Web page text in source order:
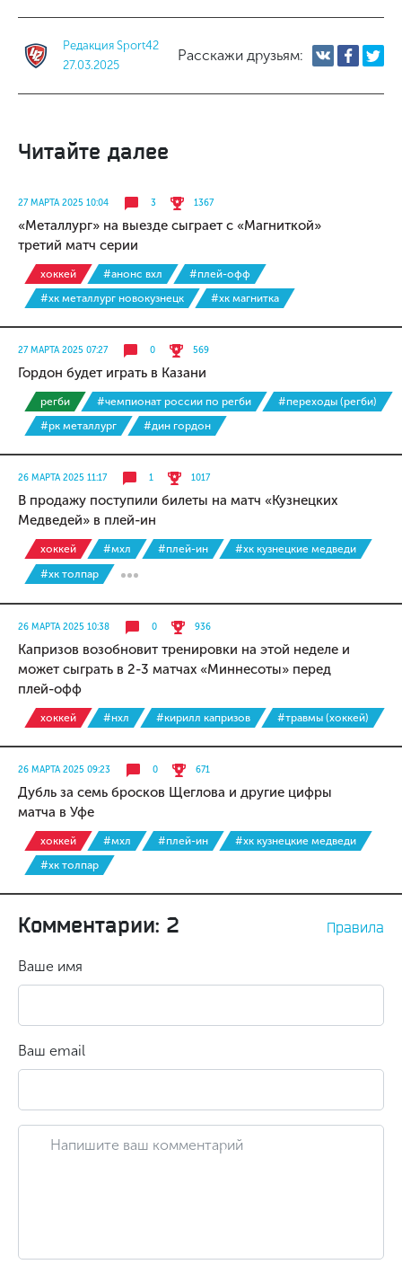
Редакция Sport42
27.03.2025
Расскажи друзьям:
Читайте далее
27 МАРТА 2025 10:04 3 1367
«Металлург» на выезде сыграет с «Магниткой»
третий матч серии
хоккей #анонс вхл
#плей-офф
#хк металлург новокузнецк
#хк магнитка
27 МАРТА 2025 07:27 0 569
Гордон будет играть в Казани
регби #чемпионат россии по регби
#переходы (регби)
#рк металлург
#дин гордон
26 МАРТА 2025 11:17 1 1017
В продажу поступили билеты на матч «Кузнецких
Медведей» в плей-ин
хоккей #мхл #плей-ин
#хк кузнецкие медведи
#хк толпар
26 МАРТА 2025 10:38 0 936
Капризов возобновит тренировки на этой неделе и
может сыграть в 2-3 матчах «Миннесоты» перед
плей-офф
хоккей #нхл #кирилл капризов #травмы (хоккей)
26 МАРТА 2025 09:23 0 671
Дубль за семь бросков Щеглова и другие цифры
матча в Уфе
хоккей #мхл #плей-ин
#хк кузнецкие медведи
#хк толпар
Комментарии: 2 Правила
Ваше имя
Ваш email